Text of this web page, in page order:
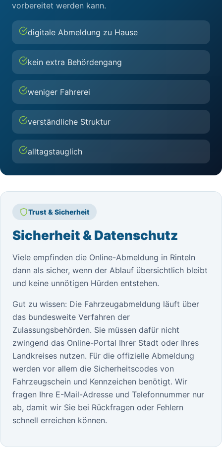
vorbereitet werden kann.
digitale Abmeldung zu Hause
kein extra Behördengang
weniger Fahrerei
verständliche Struktur
alltagstauglich
Trust & Sicherheit
Sicherheit & Datenschutz
Viele empfinden die Online-Abmeldung in Rinteln
dann als sicher, wenn der Ablauf übersichtlich bleibt
und keine unnötigen Hürden entstehen.
Gut zu wissen: Die Fahrzeugabmeldung läuft über
das bundesweite Verfahren der
Zulassungsbehörden. Sie müssen dafür nicht
zwingend das Online-Portal Ihrer Stadt oder Ihres
Landkreises nutzen. Für die offizielle Abmeldung
werden vor allem die Sicherheitscodes von
Fahrzeugschein und Kennzeichen benötigt. Wir
fragen Ihre E-Mail-Adresse und Telefonnummer nur
ab, damit wir Sie bei Rückfragen oder Fehlern
schnell erreichen können.